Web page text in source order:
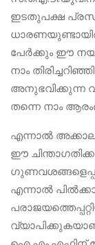
ഇടതുപക്ഷ
പേർക്കും ഈ
നാം
അനുഭവിക്കുന്ന
തന്നെ നാം
എന്നാൽ
ഈ
എന്നാൽ